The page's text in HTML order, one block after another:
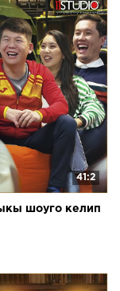
41:2
шоуго келип